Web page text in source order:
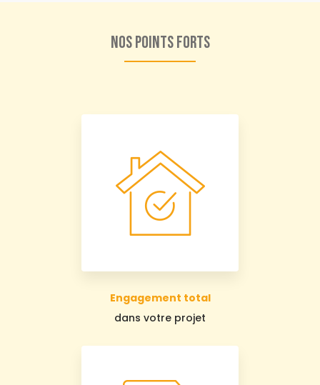
Nos points forts
Engagement total
dans votre projet